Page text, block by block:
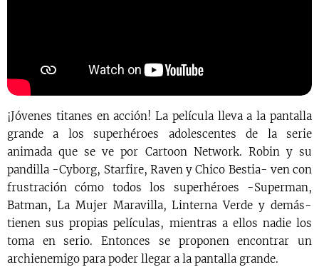
¡Jóvenes titanes en acción! La película lleva a la pantalla
grande a los superhéroes adolescentes de la serie
animada que se ve por Cartoon Network. Robin y su
pandilla -Cyborg, Starfire, Raven y Chico Bestia- ven con
frustración cómo todos los superhéroes -Superman,
Batman, La Mujer Maravilla, Linterna Verde y demás-
tienen sus propias películas, mientras a ellos nadie los
toma en serio. Entonces se proponen encontrar un
archienemigo para poder llegar a la pantalla grande.